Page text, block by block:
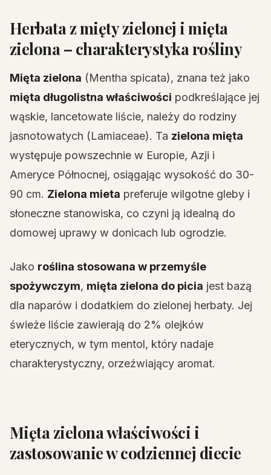
Herbata z mięty zielonej i mięta
zielona – charakterystyka rośliny
Mięta zielona (Mentha spicata), znana też jako
mięta długolistna właściwości podkreślające jej
wąskie, lancetowate liście, należy do rodziny
jasnotowatych (Lamiaceae). Ta zielona mięta
występuje powszechnie w Europie, Azji i
Ameryce Północnej, osiągając wysokość do 30-
90 cm. Zielona mieta preferuje wilgotne gleby i
słoneczne stanowiska, co czyni ją idealną do
domowej uprawy w donicach lub ogrodzie.
Jako roślina stosowana w przemyśle
spożywczym, mięta zielona do picia jest bazą
dla naparów i dodatkiem do zielonej herbaty. Jej
świeże liście zawierają do 2% olejków
eterycznych, w tym mentol, który nadaje
charakterystyczny, orzeźwiający aromat.
Mięta zielona właściwości i
zastosowanie w codziennej diecie